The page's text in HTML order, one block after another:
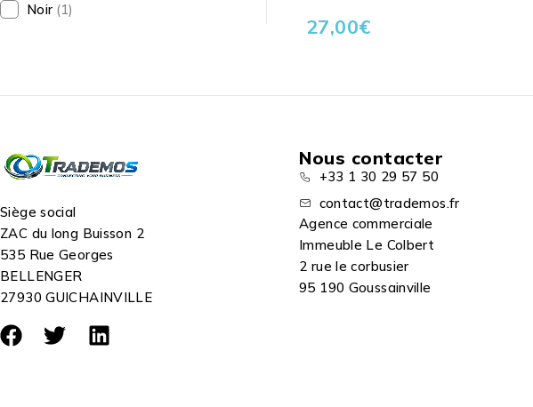
Noir (1)
27,00€
Siège social
ZAC du long Buisson 2
535 Rue Georges
BELLENGER
27930 GUICHAINVILLE
Nous contacter
+33 1 30 29 57 50
contact@trademos.fr
Agence commerciale
Immeuble Le Colbert
2 rue le corbusier
95 190 Goussainville